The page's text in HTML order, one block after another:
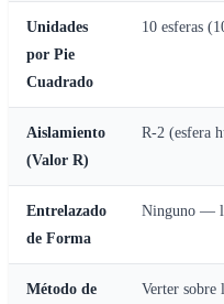
Unidades
por Pie
Cuadrado
10 esferas
Aislamiento
(Valor R)
R-2 (esfera
Entrelazado
de Forma
Ninguno —
Método de
Verter